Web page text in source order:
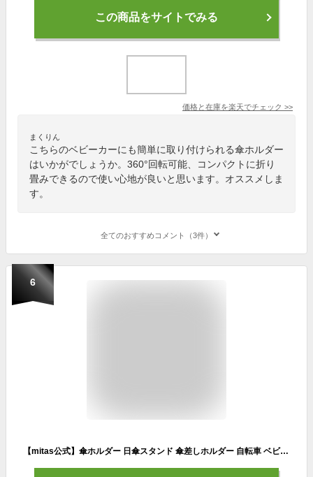
この商品をサイトでみる
価格と在庫を楽天でチェック >>
まくりん
こちらのベビーカーにも簡単に取り付けられる傘ホルダー
はいかがでしょうか。360°回転可能、コンパクトに折り
畳みできるので使い心地が良いと思います。オススメしま
す。
全てのおすすめコメント（3件）
6
【mitas公式】傘ホルダー 日傘スタンド 傘差しホルダー 自転車 ベビーカー 傘立て 傘スタンド 傘固定 自転車傘スタンド スタンド 車いす 車椅子 介護 キックボード 自転車用品 通勤 通学 チャリ 日除け 雨除け 紫外線対策